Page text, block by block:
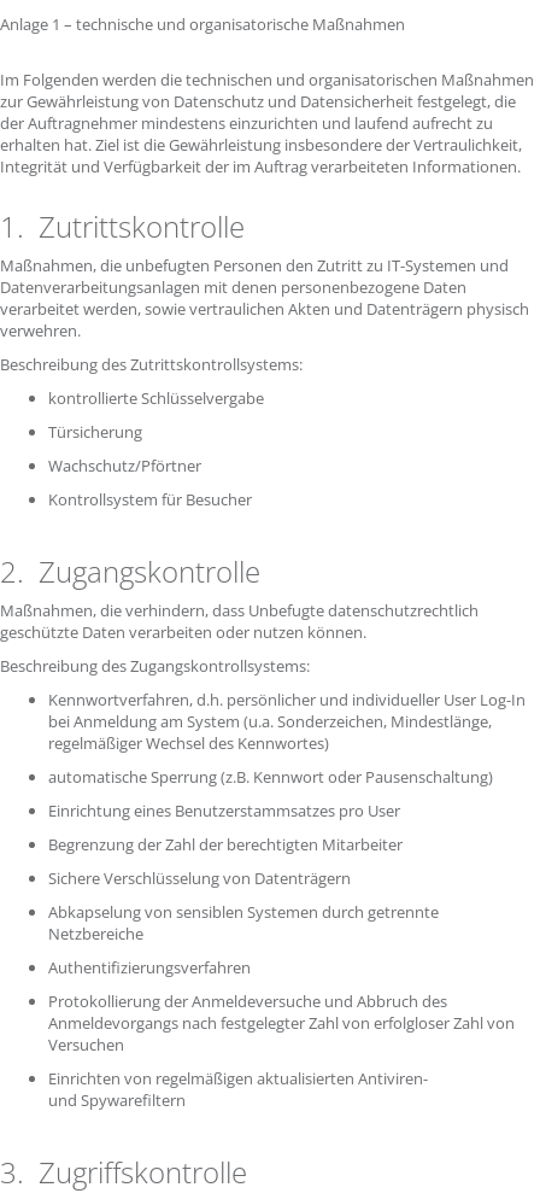
Anlage 1 – technische und organisatorische Maßnahmen
Im Folgenden werden die technischen und organisatorischen Maßnahmen
zur Gewährleistung von Datenschutz und Datensicherheit festgelegt, die
der Auftragnehmer mindestens einzurichten und laufend aufrecht zu
erhalten hat. Ziel ist die Gewährleistung insbesondere der Vertraulichkeit,
Integrität und Verfügbarkeit der im Auftrag verarbeiteten Informationen.
1. Zutrittskontrolle
Maßnahmen, die unbefugten Personen den Zutritt zu IT-Systemen und
Datenverarbeitungsanlagen mit denen personenbezogene Daten
verarbeitet werden, sowie vertraulichen Akten und Datenträgern physisch
verwehren.
Beschreibung des Zutrittskontrollsystems:
kontrollierte Schlüsselvergabe
Türsicherung
Wachschutz/Pförtner
Kontrollsystem für Besucher
2. Zugangskontrolle
Maßnahmen, die verhindern, dass Unbefugte datenschutzrechtlich
geschützte Daten verarbeiten oder nutzen können.
Beschreibung des Zugangskontrollsystems:
Kennwortverfahren, d.h. persönlicher und individueller User Log-In
bei Anmeldung am System (u.a. Sonderzeichen, Mindestlänge,
regelmäßiger Wechsel des Kennwortes)
automatische Sperrung (z.B. Kennwort oder Pausenschaltung)
Einrichtung eines Benutzerstammsatzes pro User
Begrenzung der Zahl der berechtigten Mitarbeiter
Sichere Verschlüsselung von Datenträgern
Abkapselung von sensiblen Systemen durch getrennte
Netzbereiche
Authentifizierungsverfahren
Protokollierung der Anmeldeversuche und Abbruch des
Anmeldevorgangs nach festgelegter Zahl von erfolgloser Zahl von
Versuchen
Einrichten von regelmäßigen aktualisierten Antiviren-
und Spywarefiltern
3. Zugriffskontrolle